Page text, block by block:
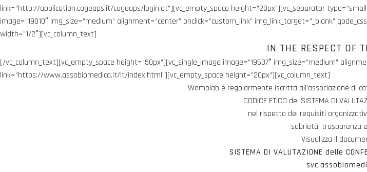
link=”http://application.cogeaps.it/cogeaps/login.ot”][vc_empty_space height=”20px”][vc_separator
image=”19010″ img_size=”medium” alignment=”center” onclick=”custom_link” img_link_target=”_blank”
width=”1/2″][vc_column_text]
IN THE RESPECT OF
[/vc_column_text][vc_empty_space height=”50px”][vc_single_image image=”19637″ img_size=”medium”
link=”https://www.assobiomedica.it/it/index.html”][vc_empty_space height=”20px”][vc_column_text]
Womblab è regolarmente iscritta all’associazione di
CODICE ETICO del SISTEMA DI
nel rispetto dei requisiti
sobrietà, trasparenza
Visualizza il
SISTEMA DI VALUTAZIONE delle